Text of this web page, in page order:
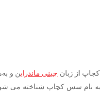
از زبان چینی ماندراین و
به نام سس کچاپ شناخته می